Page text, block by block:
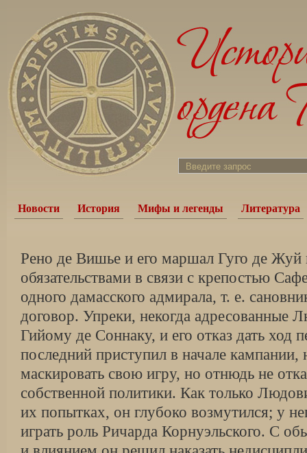
Новости История Мифы и легенды Литература
Рено де Вишье и его маршал Гуго де Жуй
обязательствами в связи с крепостью
одного дамасского адмирала, т. е.
договор. Упреки, некогда адресованные
Гийому де Соннаку, и его отказ дать ход
последний приступил в начале кампании,
маскировать свою игру, но отнюдь не
собственной политики. Как только
их попытках, он глубоко возмутился; у
играть роль Ричарда Корнуэльского. С